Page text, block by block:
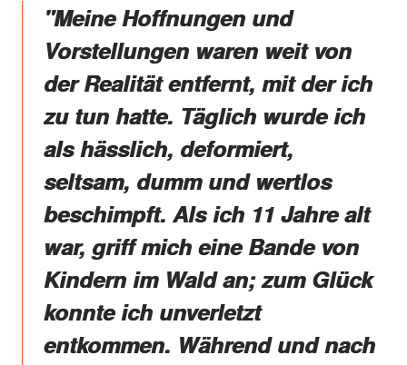
"Meine Hoffnungen und
Vorstellungen waren weit von
der Realität entfernt, mit der ich
zu tun hatte. Täglich wurde ich
als hässlich, deformiert,
seltsam, dumm und wertlos
beschimpft. Als ich 11 Jahre alt
war, griff mich eine Bande von
Kindern im Wald an; zum Glück
konnte ich unverletzt
entkommen. Während und nach